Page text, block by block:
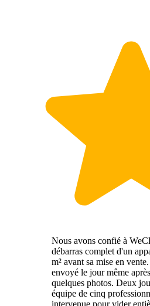
Nous avons confié à
débarras complet d'un
m² avant sa mise en
envoyé le jour même
quelques photos. Deux
équipe de cinq